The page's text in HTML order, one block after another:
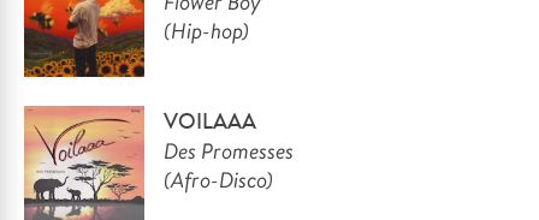
(Hip-hop)
VOILAAA
Des Promesses
(Afro-Disco)